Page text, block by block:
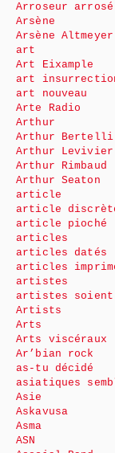
Arroseur arrosé
Arsène
Arsène Altmeyer
art
Art Eixample
art
art nouveau
Arte Radio
Arthur
Arthur Bertelli
Arthur Levivier
Arthur Rimbaud
Arthur Seaton
article
article
article pioché
articles
articles datés
articles
artistes
artistes soient
Artists
Arts
Arts viscéraux
Ar’bian rock
as-tu décidé
asiatiques
Asie
Askavusa
Asma
ASN